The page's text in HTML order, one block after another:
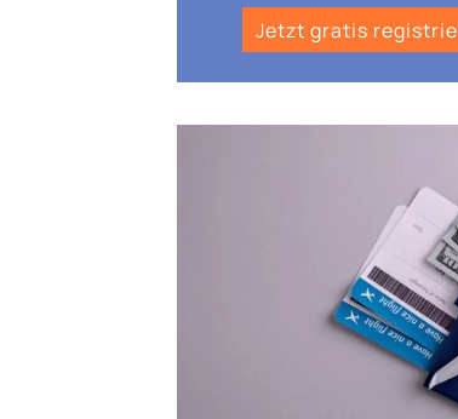
Jetzt gratis